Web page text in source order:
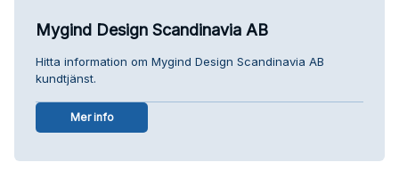
Mygind Design Scandinavia AB
Hitta information om Mygind Design Scandinavia AB
kundtjänst.
Mer info